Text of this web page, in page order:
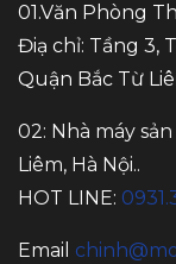
01.Văn Phòng
Điạ chỉ: Tầng 3,
Quận Bắc Từ
02: Nhà máy
Liêm, Hà Nội..
HOT LINE:
Email